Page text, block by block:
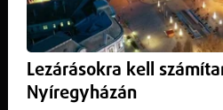
Magyarország Nyíregyháza
Lezárásokra kell
Nyíregyházán